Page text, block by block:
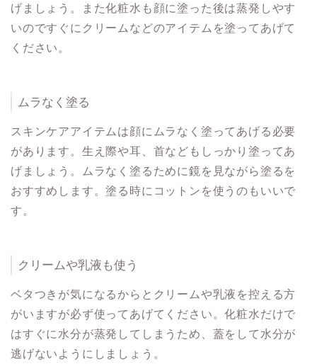
げましょう。また化粧水も顔に塗った後は蒸発しやす
いのですぐにクリームなどのアイテムを塗ってあげて
ください。
ムラなく塗る
スキンケアアイテムは顔にムラなく塗ってあげる必要
があります。生え際や耳、首などもしっかり塗ってあ
げましょう。ムラなく塗るために鏡を見ながら塗るを
おすすめします。塗る時にコットンを使うのもいいで
す。
クリームや乳液も使う
ベタつきが気になるからとクリームや乳液を控える方
がいますが必ず使ってあげてください。化粧水だけで
はすぐに水分が蒸発してしまうため、蓋をして水分が
逃げないようにしましょう。